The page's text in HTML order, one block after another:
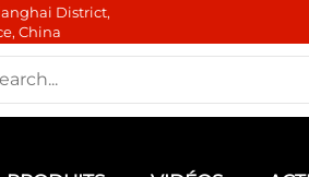
District,
China